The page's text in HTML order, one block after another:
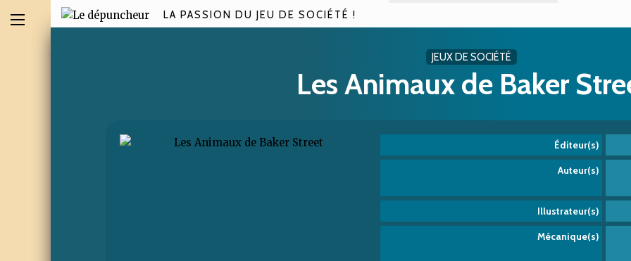
LA PASSION DU JEU DE SOCIÉTÉ !
JEUX DE SOCIÉTÉ
Les Animaux de Baker
Éditeur(s)
Auteur(s)
Illustrateur(s)
Mécanique(s)